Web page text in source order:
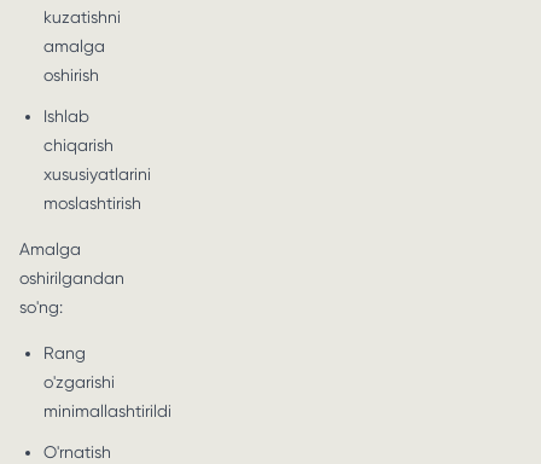
kuzatishni
amalga
oshirish
Ishlab
chiqarish
xususiyatlarini
moslashtirish
Amalga
oshirilgandan
so'ng:
Rang
o'zgarishi
minimallashtirildi
O'rnatish